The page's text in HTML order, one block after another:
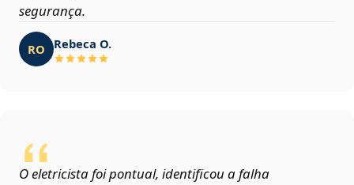
segurança.
RO Rebeca O.
O eletricista foi pontual, identificou a falha